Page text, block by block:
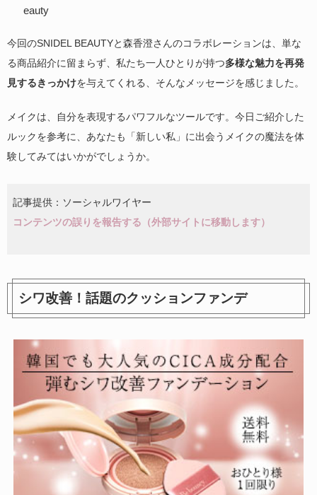
eauty
今回のSNIDEL BEAUTYと森香澄さんのコラボレーションは、単な
る商品紹介に留まらず、私たち一人ひとりが持つ多様な魅力を再発
見するきっかけを与えてくれる、そんなメッセージを感じました。
メイクは、自分を表現するパワフルなツールです。今日ご紹介した
ルックを参考に、あなたも「新しい私」に出会うメイクの魔法を体
験してみてはいかがでしょうか。
記事提供：ソーシャルワイヤー
コンテンツの誤りを報告する（外部サイトに移動します）
シワ改善！話題のクッションファンデ